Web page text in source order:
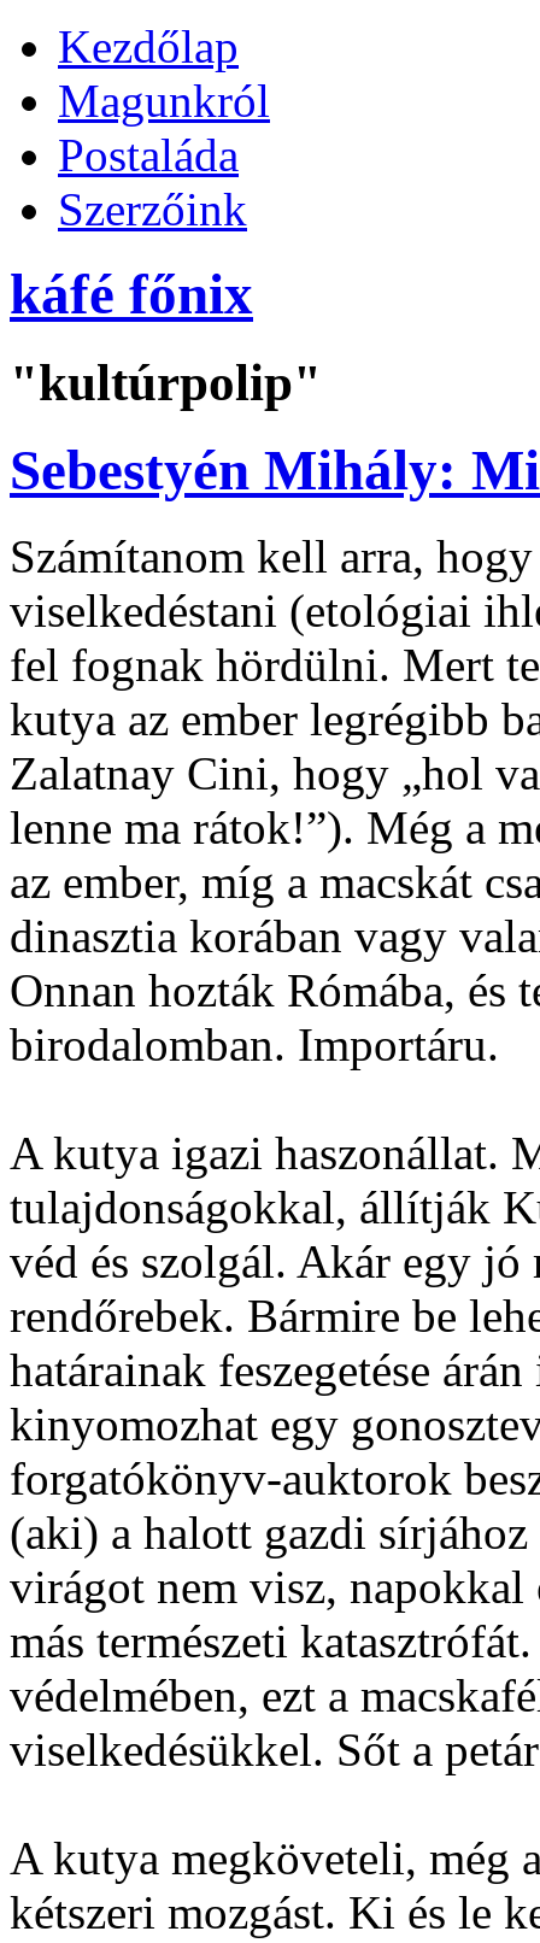
Kezdőlap
Magunkról
Postaláda
Szerzőink
káfé főnix
"kultúrpolip"
Sebestyén Mihály:
Számítanom kell arra,
viselkedéstani (etológiai
fel fognak hördülni. Mert
kutya az ember legrégibb
Zalatnay Cini, hogy „hol
lenne ma rátok!”). Még a
az ember, míg a macskát
dinasztia korában vagy
Onnan hozták Rómába, és
birodalomban. Importáru.
A kutya igazi haszonállat.
tulajdonságokkal, állítják
véd és szolgál. Akár egy jó
rendőrebek. Bármire be
határainak feszegetése
kinyomozhat egy
forgatókönyv-auktorok
(aki) a halott gazdi
virágot nem visz, napokkal
más természeti
védelmében, ezt a
viselkedésükkel. Sőt a
A kutya megköveteli, még
kétszeri mozgást. Ki és le